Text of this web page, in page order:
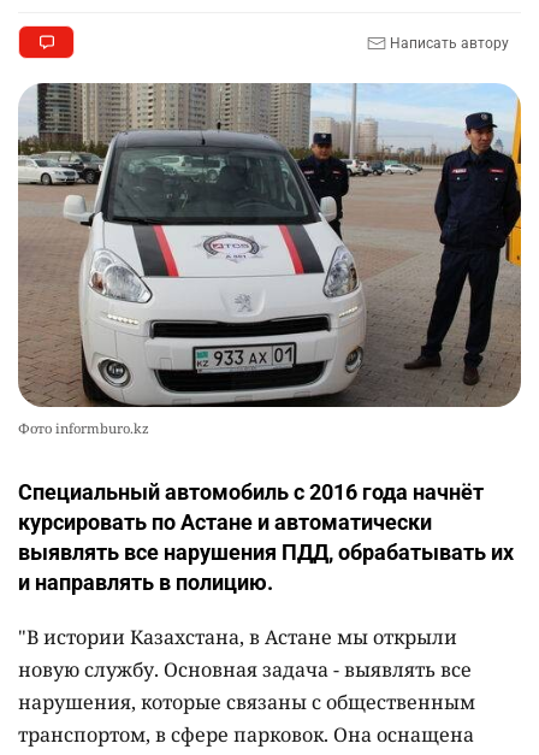
Написать автору
Фото informburo.kz
Специальный автомобиль с 2016 года начнёт
курсировать по Астане и автоматически
выявлять все нарушения ПДД, обрабатывать их
и направлять в полицию.
"В истории Казахстана, в Астане мы открыли
новую службу. Основная задача - выявлять все
нарушения, которые связаны с общественным
транспортом, в сфере парковок. Она оснащена